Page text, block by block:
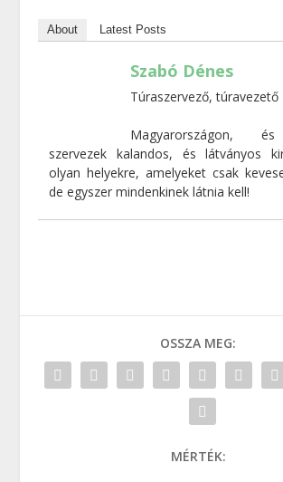
About Latest Posts
Szabó Dénes
Túraszervező, túravezető
Magyarországon,
szervezek kalandos, és látványos
olyan helyekre, amelyeket csak
de egyszer mindenkinek látnia kell!
OSSZA MEG:
MÉRTÉK: